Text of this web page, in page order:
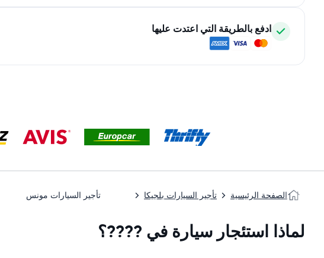
ادفع بالطريقة التي اعتدت عليها
الصفحة الرئيسية تأجير السيارات بلجيكا تأجير السيارات مونس
لماذا استئجار سيارة في ????؟